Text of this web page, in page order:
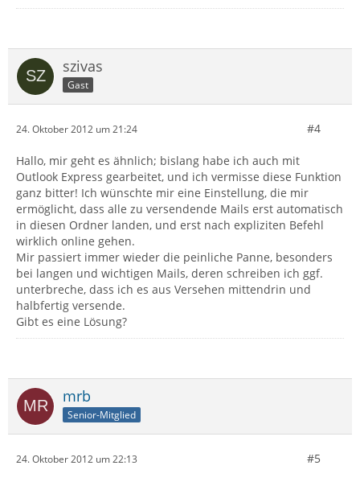
szivas
Gast
24. Oktober 2012 um 21:24 #4
Hallo, mir geht es ähnlich; bislang habe ich auch mit
Outlook Express gearbeitet, und ich vermisse diese Funktion
ganz bitter! Ich wünschte mir eine Einstellung, die mir
ermöglicht, dass alle zu versendende Mails erst automatisch
in diesen Ordner landen, und erst nach expliziten Befehl
wirklich online gehen.
Mir passiert immer wieder die peinliche Panne, besonders
bei langen und wichtigen Mails, deren schreiben ich ggf.
unterbreche, dass ich es aus Versehen mittendrin und
halbfertig versende.
Gibt es eine Lösung?
mrb
Senior-Mitglied
24. Oktober 2012 um 22:13 #5